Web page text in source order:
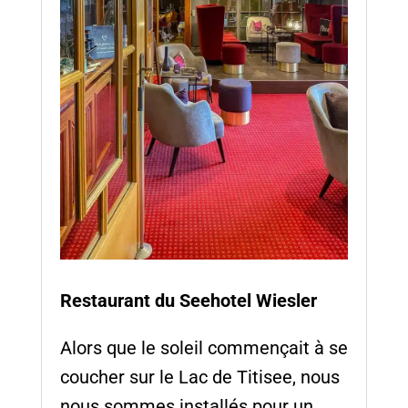
Restaurant du Seehotel Wiesler
Alors que le soleil commençait à se
coucher sur le Lac de Titisee, nous